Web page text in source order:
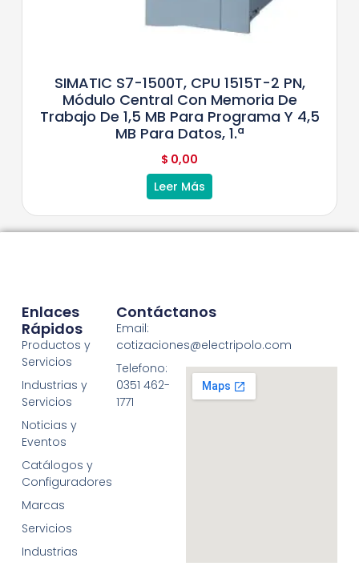
SIMATIC S7-1500T, CPU 1515T-2 PN,
Módulo Central Con Memoria De
Trabajo De 1,5 MB Para Programa Y 4,5
MB Para Datos, 1.ª
$ 0,00
Leer Más
Enlaces
Rápidos
Productos y
Servicios
Industrias y
Servicios
Noticias y
Eventos
Catálogos y
Configuradores
Marcas
Servicios
Industrias
Contáctanos
Email:
cotizaciones@electripolo.com
Telefono:
0351 462-
1771